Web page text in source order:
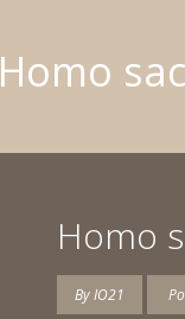
Homo
Homo
ByIO21